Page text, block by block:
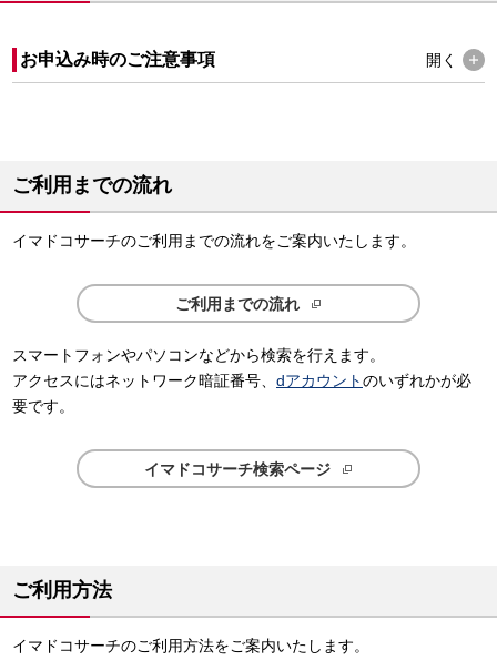
お申込み時のご注意事項 開く
ご利用までの流れ
イマドコサーチのご利用までの流れをご案内いたします。
ご利用までの流れ
スマートフォンやパソコンなどから検索を行えます。
アクセスにはネットワーク暗証番号、 dアカウントのいずれかが必
要です。
イマドコサーチ検索ページ
ご利用方法
イマドコサーチのご利用方法をご案内いたします。